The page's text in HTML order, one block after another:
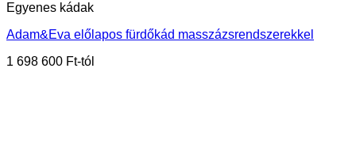
Egyenes kádak
Adam&Eva előlapos fürdőkád masszázsrendszerekkel
1 698 600 Ft